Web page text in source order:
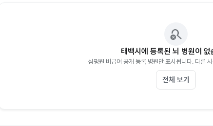
search_off
태백시에 등록된 뇌 병원이 없
심평원 비급여 공개 등록 병원만 표시됩니다. 다른
전체 보기